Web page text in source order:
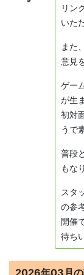
リン
いた
また、
意見
ゲー
が生
初対
うで
普段
もな
スタ
の参
開催
待ち